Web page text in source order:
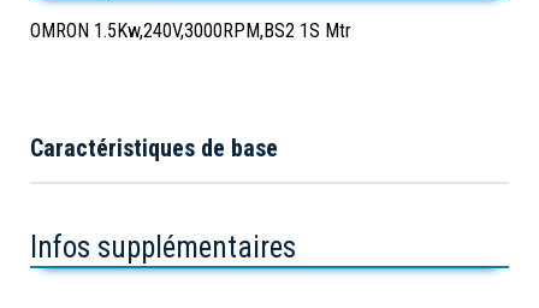
OMRON 1.5Kw,240V,3000RPM,BS2 1S Mtr
Caractéristiques de base
Infos supplémentaires